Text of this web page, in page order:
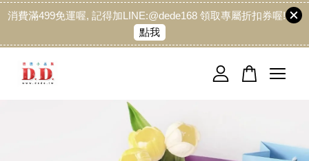
消費滿499免運喔, 記得加LINE:@dede168 領取專屬折扣券喔!
點我
您的購物車目前還是空的。
繼續購物